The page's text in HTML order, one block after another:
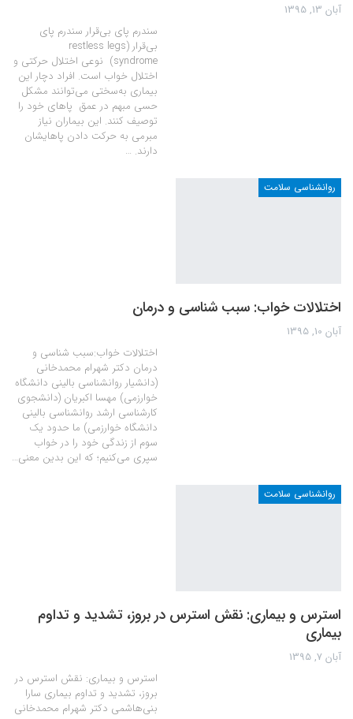
آبان 13, 1395
سندرم پای بی‌قرار سندرم پای
بی‌قرار (restless legs
syndrome) نوعی اختلال حرکتی و
اختلال خواب است. افراد دچار این
بیماری به‌سختی می‌توانند مشکل
حسی مبهم در عمق پاهای خود را
توصیف کنند. این بیماران نیاز
مبرمی به حرکت دادن پاهایشان
دارند. …
روانشناسی سلامت
اختلالات خواب: سبب شناسی و درمان
آبان 10, 1395
اختلالات خواب:سبب شناسی و
درمان دکتر شهرام محمدخانی
(دانشیار روانشناسی بالینی دانشگاه
خوارزمی) مهسا اکبریان (دانشجوی
کارشناسی ارشد روانشناسی بالینی
دانشگاه خوارزمی) ما حدود یک
سوم از زندگی خود را در خواب
سپری می‌کنیم؛ که این بدین معنی…
روانشناسی سلامت
استرس و بیماری: نقش استرس در بروز، تشدید و تداوم
بیماری
آبان 7, 1395
استرس و بیماری: نقش استرس در
بروز، تشدید و تداوم بیماری سارا
بنی‌هاشمی دکتر شهرام محمدخانی